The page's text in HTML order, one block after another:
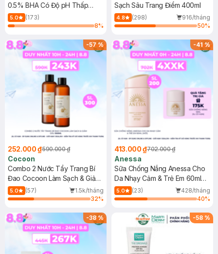
0.5% BHA Có Độ pH Thấp
150ml
5.0
(173)
8%
Sạch Sâu Trang Điểm 400ml
4.8 (298)
916/tháng
50%
-57%
252.000 ₫590.000 ₫
Cocoon
Combo 2 Nước Tẩy Trang Bí
Đao Cocoon Làm Sạch & Giảm
Dầu 500ml
5.0 (57)
1.5k/tháng
32%
-41%
413.000 ₫702.000 ₫
Anessa
Sữa Chống Nắng Anessa Cho
Da Nhạy Cảm & Trẻ Em 60ml
(Mới)
5.0 (23)
428/tháng
40%
-38% -58 %